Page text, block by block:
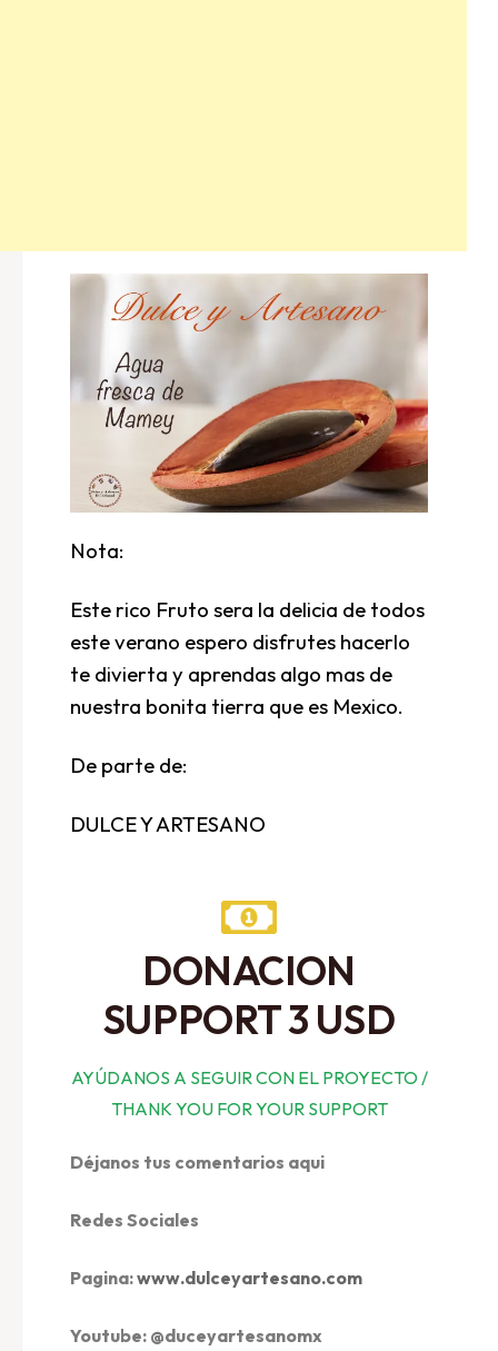
Nota:
Este rico Fruto sera la delicia de todos
este verano espero disfrutes hacerlo
te divierta y aprendas algo mas de
nuestra bonita tierra que es Mexico.
De parte de:
DULCE Y ARTESANO
DONACION
SUPPORT 3 USD
AYÚDANOS A SEGUIR CON EL PROYECTO /
THANK YOU FOR YOUR SUPPORT
Déjanos tus comentarios aqui
Redes Sociales
Pagina:www.dulceyartesano.com
Youtube: @duceyartesanomx